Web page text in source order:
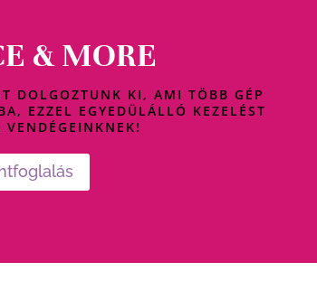
& MORE
DOLGOZTUNK KI, AMI TÖBB GÉP
EZZEL EGYEDÜLÁLLÓ KEZELÉST